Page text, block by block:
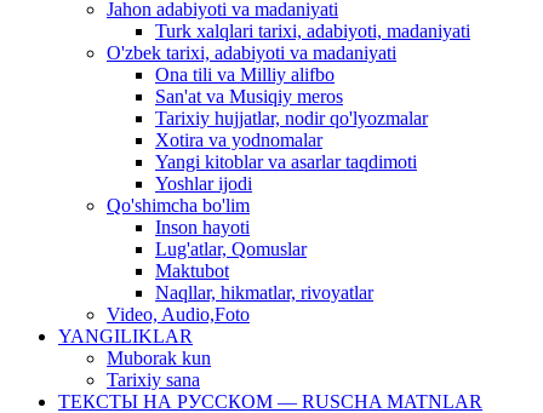
Jahon adabiyoti va madaniyati
Turk xalqlari tarixi, adabiyoti, madaniyati
O'zbek tarixi, adabiyoti va madaniyati
Ona tili va Milliy alifbo
San'at va Musiqiy meros
Tarixiy hujjatlar, nodir qo'lyozmalar
Xotira va yodnomalar
Yangi kitoblar va asarlar taqdimoti
Yoshlar ijodi
Qo'shimcha bo'lim
Inson hayoti
Lug'atlar, Qomuslar
Maktubot
Naqllar, hikmatlar, rivoyatlar
Video, Audio,Foto
YANGILIKLAR
Muborak kun
Tarixiy sana
ТЕКСТЫ НА РУССКОМ — RUSCHA MATNLAR